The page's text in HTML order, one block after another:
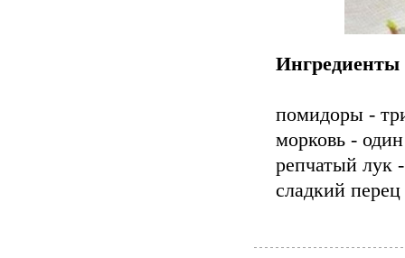
Ингредиенты
помидоры -
морковь -
репчатый лук
сладкий